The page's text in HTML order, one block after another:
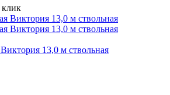
13,0 м ствольная